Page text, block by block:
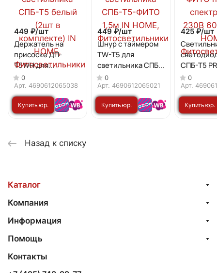
449 ₽/шт
Держатель на
присоске ДП-
Т5WH для
светильника СПБ-
Т5 белый (2шт в
комплекте) IN
HOME
0
Арт. 4690612065038
Купить юр.
449 ₽/шт
Шнур с таймером
TW-T5 для
светильника СПБ-
Т5-ФИТО 1,5м IN
HOME
0
Арт. 4690612065021
Купить юр.
425 ₽/шт
СПБ-Т5
полный
15Вт
HOME
0
Арт.
Купить юр.
Назад к списку
Каталог
Компания
Информация
Помощь
Контакты